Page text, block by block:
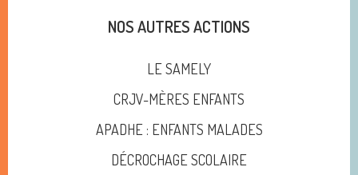
NOS AUTRES ACTIONS
LE SAMELY
CRJV-MÈRES ENFANTS
APADHE : ENFANTS MALADES
DÉCROCHAGE SCOLAIRE